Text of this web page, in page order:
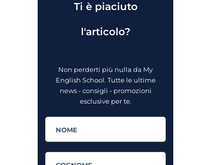
Ti è piaciuto
l'articolo?
Non perderti più nulla da My
English School. Tutte le ultime
news - consigli - promozioni
esclusive per te.